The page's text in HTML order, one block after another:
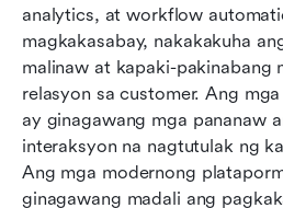
analytics, at workflow
magkakasabay, nakakakuha
malinaw at kapaki-pakinabang
relasyon sa customer. Ang
ay ginagawang mga pananaw
interaksyon na nagtutulak ng
Ang mga modernong
ginagawang madali ang